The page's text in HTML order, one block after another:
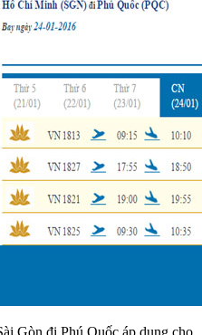
Gòn đi Phú Quốc áp dụng cho